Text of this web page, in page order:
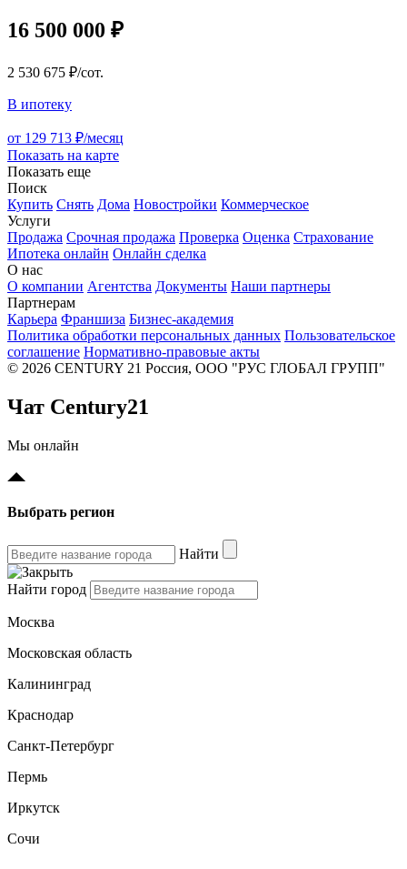
16 500 000 ₽
2 530 675 ₽/сот.
В ипотеку
от 129 713 ₽/месяц
Показать на карте
Показать еще
Поиск
Купить Снять Дома Новостройки Коммерческое
Услуги
Продажа Срочная продажа Проверка Оценка Страхование
Ипотека онлайн Онлайн сделка
О нас
О компании Агентства Документы Наши партнеры
Партнерам
Карьера Франшиза Бизнес-академия
Политика обработки персональных данных Пользовательское
соглашение Нормативно-правовые акты
© 2026 CENTURY 21 Россия, ООО "РУС ГЛОБАЛ ГРУПП"
Чат Century21
Мы онлайн
Выбрать регион
Найти
Найти город
Москва
Московская область
Калининград
Краснодар
Санкт-Петербург
Пермь
Иркутск
Сочи